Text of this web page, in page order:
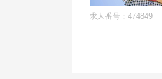
求人番号：474849